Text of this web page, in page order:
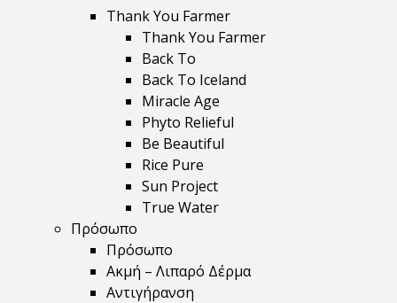
Thank You Farmer
Thank You Farmer
Back To
Back To Iceland
Miracle Age
Phyto Relieful
Be Beautiful
Rice Pure
Sun Project
True Water
Πρόσωπο
Πρόσωπο
Ακμή – Λιπαρό Δέρμα
Αντιγήρανση